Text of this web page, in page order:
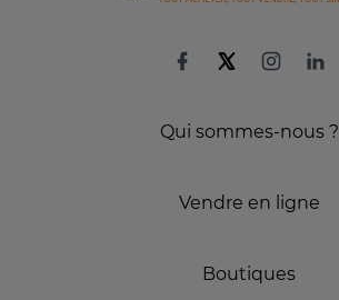
Qui sommes-nous ?
Vendre en ligne
Boutiques